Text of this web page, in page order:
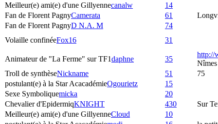
Meilleur(e) ami(e) d'une Gillyennecanalw
14
Fan de Florent PagnyCamerata 61
Fan de Florent PagnyD N.A. M
74
Volaille confinéeFox16 31
Animateur de "La Ferme" sur TF1daphne 35
http://
Nîmes
Troll de synthèseNickname 51
75
postulant(e) à la Star AcacadémieOgourietz
15
Sexe Symboliquemicka
20
Chevalier d'EpidermiqKNIGHT 430
Sur
Meilleur(e) ami(e) d'une GillyenneCloud
10